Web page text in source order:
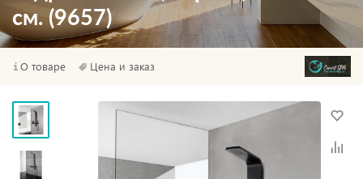
см. (9657)
О товаре Цена и заказ